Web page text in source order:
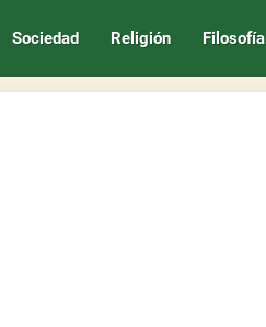
Sociedad Religión Filosofía